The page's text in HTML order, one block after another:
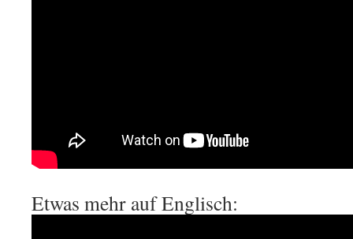
Etwas mehr auf Englisch: